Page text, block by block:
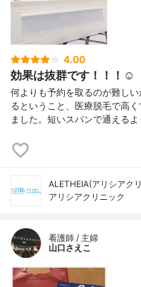
4.00
効果は抜群です！！！☺️
何よりも予約を取るのが難し
るということ、医療脱毛で高
ました。短いスパンで通える
ALETHEIA(アリシアク
アリシアクリニック
看護師 / 主婦
山口さえこ